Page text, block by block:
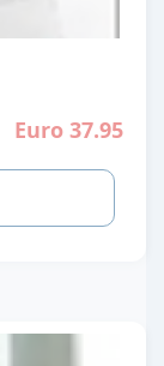
Euro 37.95